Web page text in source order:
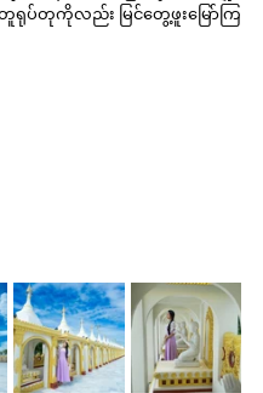
ရုပ်တုကိုလည်း မြင်တွေ့ဖူးမြော်ကြ